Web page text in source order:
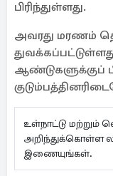
பிரிந்துள்ளது.
அவரது மரணம்
ஆண்டுகளுக்குப்
உள்நாட்டு மற்றும்
அறிந்துக்கொள்ள
இணையுங்கள்.